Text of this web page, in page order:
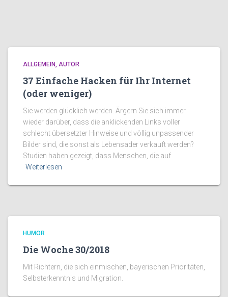
ALLGEMEIN AUTOR
37 Einfache Hacken für Ihr Internet
(oder weniger)
Sie werden glücklich werden. Ärgern Sie sich immer
wieder darüber, dass die anklickenden Links voller
schlecht übersetzter Hinweise und völlig unpassender
Bilder sind, die sonst als Lebensader verkauft werden?
Studien haben gezeigt, dass Menschen, die auf
Weiterlesen
HUMOR
Die Woche 30/2018
Mit Richtern, die sich einmischen, bayerischen Prioritäten,
Selbsterkenntnis und Migration.